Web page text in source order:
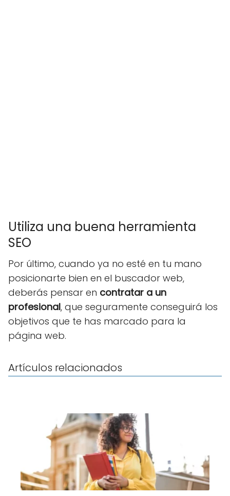
Utiliza una buena herramienta
SEO
Por último, cuando ya no esté en tu mano
posicionarte bien en el buscador web,
deberás pensar en contratar a un
profesional, que seguramente conseguirá los
objetivos que te has marcado para la
página web.
Artículos relacionados